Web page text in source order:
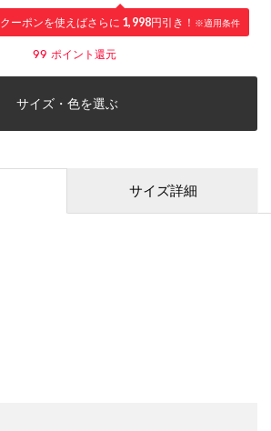
クーポンを使えばさらに 1,998円引き！ ※適用条件
99 ポイント還元
サイズ・色を選ぶ
サイズ詳細